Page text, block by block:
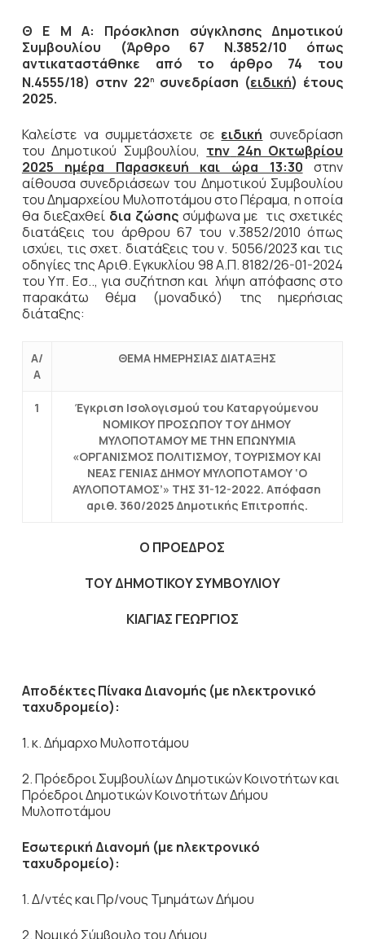
Θ Ε Μ Α: Πρόσκληση σύγκλησης Δημοτικού
Συμβουλίου (Άρθρο 67 Ν.3852/10 όπως
αντικαταστάθηκε από το άρθρο 74 του
Ν.4555/18) στην 22ησυνεδρίαση (ειδική) έτους
2025.
Καλείστε να συμμετάσχετε σε ειδική συνεδρίαση
του Δημοτικού Συμβουλίου, την 24η Οκτωβρίου
2025 ημέρα Παρασκευή και ώρα 13:30
στην
αίθουσα συνεδριάσεων του Δημοτικού Συμβουλίου
του Δημαρχείου Μυλοποτάμου στο Πέραμα, η οποία
θα διεξαχθεί δια ζώσης σύμφωνα με τις σχετικές
διατάξεις του άρθρου 67 του ν.3852/2010 όπως
ισχύει, τις σχετ. διατάξεις του ν. 5056/2023 και τις
οδηγίες της Αριθ. Εγκυκλίου 98 Α.Π. 8182/26-01-2024
του Υπ. Εσ.., για συζήτηση και λήψη απόφασης στο
παρακάτω θέμα (μοναδικό) της ημερήσιας
διάταξης:
Α/
Α
ΘΕΜΑ ΗΜΕΡΗΣΙΑΣ ΔΙΑΤΑΞΗΣ
1
Έγκριση Ισολογισμού του Καταργούμενου
ΝΟΜΙΚΟΥ ΠΡΟΣΩΠΟΥ ΤΟΥ ΔΗΜΟΥ
ΜΥΛΟΠΟΤΑΜΟΥ ΜΕ ΤΗΝ ΕΠΩΝΥΜΙΑ
«ΟΡΓΑΝΙΣΜΟΣ ΠΟΛΙΤΙΣΜΟΥ, ΤΟΥΡΙΣΜΟΥ ΚΑΙ
ΝΕΑΣ ΓΕΝΙΑΣ ΔΗΜΟΥ ΜΥΛΟΠΟΤΑΜΟΥ ‘Ο
ΑΥΛΟΠΟΤΑΜΟΣ’» ΤΗΣ 31-12-2022. Απόφαση
αριθ. 360/2025 Δημοτικής Επιτροπής.
Ο ΠΡΟΕΔΡΟΣ
ΤΟΥ ΔΗΜΟΤΙΚΟΥ ΣΥΜΒΟΥΛΙΟΥ
ΚΙΑΓΙΑΣ ΓΕΩΡΓΙΟΣ
Αποδέκτες Πίνακα Διανομής (με ηλεκτρονικό
ταχυδρομείο):
1. κ. Δήμαρχο Μυλοποτάμου
2. Πρόεδροι Συμβουλίων Δημοτικών Κοινοτήτων και
Πρόεδροι Δημοτικών Κοινοτήτων Δήμου
Μυλοποτάμου
Εσωτερική Διανομή (με ηλεκτρονικό
ταχυδρομείο):
1. Δ/ντές και Πρ/νους Τμημάτων Δήμου
2. Νομικό Σύμβουλο του Δήμου